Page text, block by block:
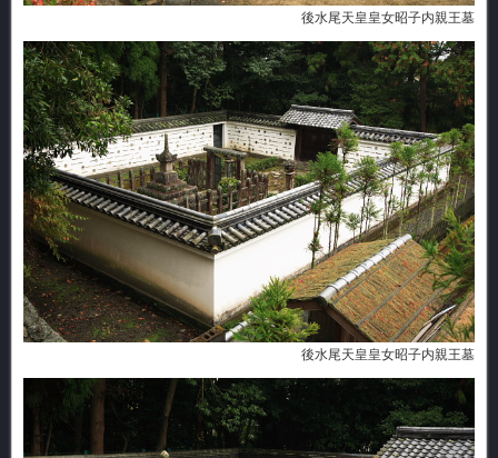
後水尾天皇皇女昭子内親王墓
後水尾天皇皇女昭子内親王墓